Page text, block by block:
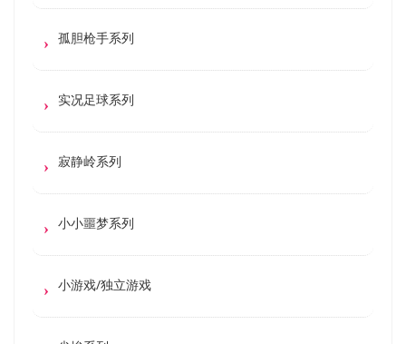
孤胆枪手系列
实况足球系列
寂静岭系列
小小噩梦系列
小游戏/独立游戏